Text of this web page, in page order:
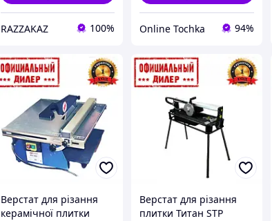
RAZZAKAZ 100% Online Tochka 94%
Верстат для різання
керамічної плитки
Верстат для різання
плитки Титан STP